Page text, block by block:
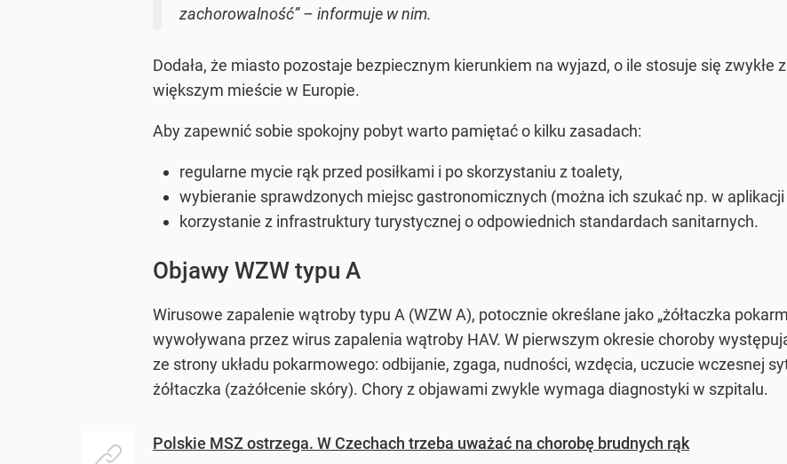
zachorowalność” – informuje w nim.
Dodała, że miasto pozostaje bezpiecznym kierunkiem na wyjazd, o ile stosuje się
większym mieście w Europie.
Aby zapewnić sobie spokojny pobyt warto pamiętać o kilku zasadach:
regularne mycie rąk przed posiłkami i po skorzystaniu z toalety,
wybieranie sprawdzonych miejsc gastronomicznych (można ich szukać np. w aplikacji
korzystanie z infrastruktury turystycznej o odpowiednich standardach sanitarnych.
Objawy WZW typu A
Wirusowe zapalenie wątroby typu A (WZW A), potocznie określane jako „żółtaczka
wywoływana przez wirus zapalenia wątroby HAV. W pierwszym okresie choroby
ze strony układu pokarmowego: odbijanie, zgaga, nudności, wzdęcia, uczucie wczesnej
żółtaczka (zażółcenie skóry). Chory z objawami zwykle wymaga diagnostyki w szpitalu.
Polskie MSZ ostrzega. W Czechach trzeba uważać na chorobę brudnych rąk